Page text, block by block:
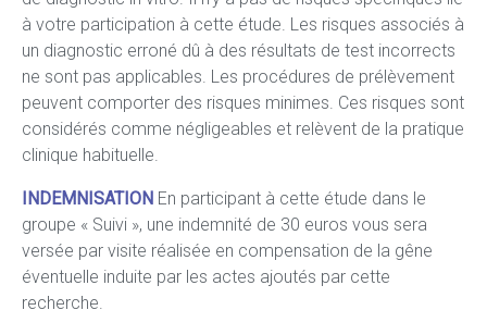
à votre participation à cette étude. Les risques associés à
un diagnostic erroné dû à des résultats de test incorrects
ne sont pas applicables. Les procédures de prélèvement
peuvent comporter des risques minimes. Ces risques sont
considérés comme négligeables et relèvent de la pratique
clinique habituelle.
INDEMNISATION En participant à cette étude dans le
groupe « Suivi », une indemnité de 30 euros vous sera
versée par visite réalisée en compensation de la gêne
éventuelle induite par les actes ajoutés par cette
recherche.